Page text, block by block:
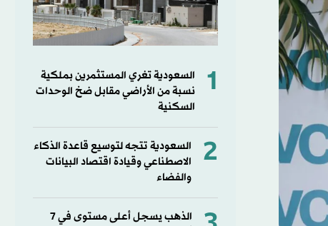
1
السعودية تغري المستثمرين بملكية
نسبة من الأراضي مقابل ضخ الوحدات
السكنية
2
السعودية تتجه لتوسيع قاعدة الذكاء
الاصطناعي وقيادة اقتصاد البيانات
والفضاء
الذهب يسجل أعلى مستوى في 7